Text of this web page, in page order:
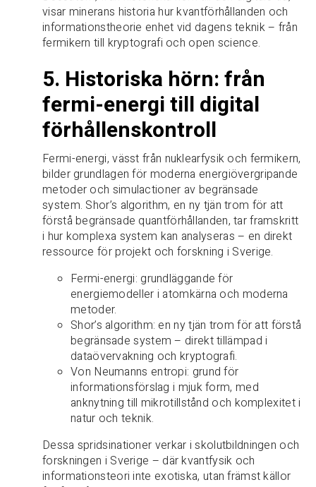
visar minerans historia hur kvantförhållanden och
informationstheorie enhet vid dagens teknik – från
fermikern till kryptografi och open science.
5. Historiska hörn: från
fermi-energi till digital
förhållenskontroll
Fermi-energi, vässt från nuklearfysik och fermikern,
bilder grundlagen för moderna energiövergripande
metoder och simulactioner av begränsade
system. Shor’s algorithm, en ny tjän trom för att
förstå begränsade quantförhållanden, tar framskritt
i hur komplexa system kan analyseras – en direkt
ressource för projekt och forskning i Sverige.
Fermi-energi: grundläggande för
energiemodeller i atomkärna och moderna
metoder.
Shor’s algorithm: en ny tjän trom för att förstå
begränsade system – direkt tillämpad i
dataövervakning och kryptografi.
Von Neumanns entropi: grund för
informationsförslag i mjuk form, med
anknytning till mikrotillstånd och komplexitet i
natur och teknik.
Dessa spridsinationer verkar i skolutbildningen och
forskningen i Sverige – där kvantfysik och
informationsteori inte exotiska, utan främst källor